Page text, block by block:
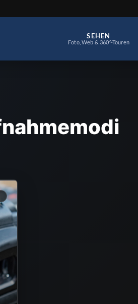
SEHEN
Foto, Web & 360°-Touren